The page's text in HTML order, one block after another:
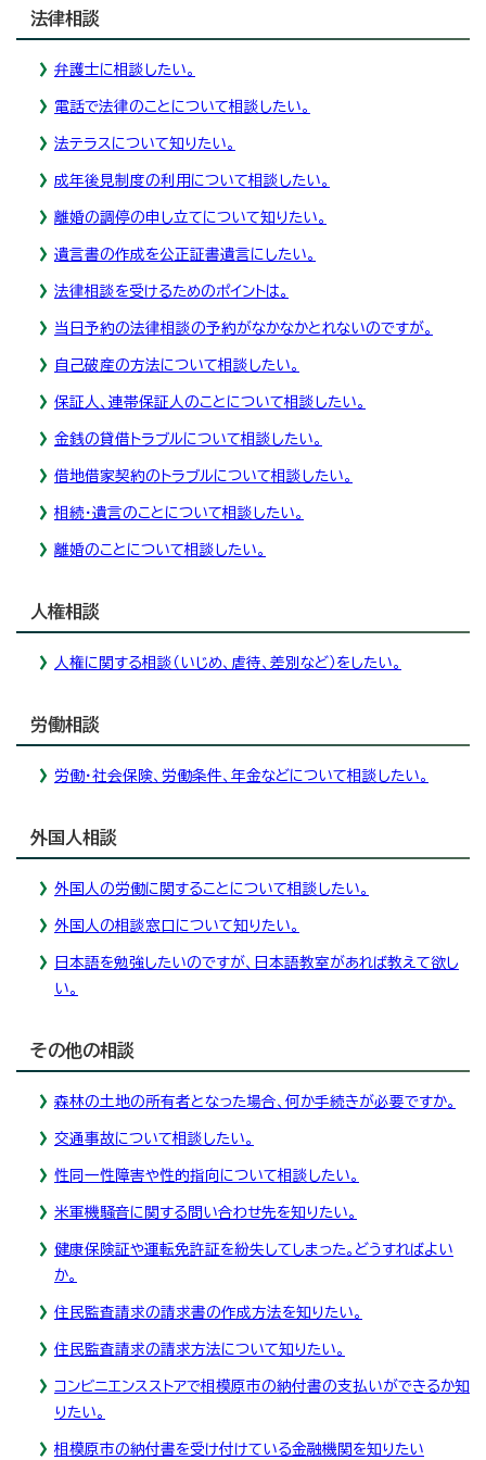
法律相談
弁護士に相談したい。
電話で法律のことについて相談したい。
法テラスについて知りたい。
成年後見制度の利用について相談したい。
離婚の調停の申し立てについて知りたい。
遺言書の作成を公正証書遺言にしたい。
法律相談を受けるためのポイントは。
当日予約の法律相談の予約がなかなかとれないのですが。
自己破産の方法について相談したい。
保証人、連帯保証人のことについて相談したい。
金銭の貸借トラブルについて相談したい。
借地借家契約のトラブルについて相談したい。
相続・遺言のことについて相談したい。
離婚のことについて相談したい。
人権相談
人権に関する相談（いじめ、虐待、差別など）をしたい。
労働相談
労働・社会保険、労働条件、年金などについて相談したい。
外国人相談
外国人の労働に関することについて相談したい。
外国人の相談窓口について知りたい。
日本語を勉強したいのですが、日本語教室があれば教えて欲し
い。
その他の相談
森林の土地の所有者となった場合、何か手続きが必要ですか。
交通事故について相談したい。
性同一性障害や性的指向について相談したい。
米軍機騒音に関する問い合わせ先を知りたい。
健康保険証や運転免許証を紛失してしまった。どうすればよい
か。
住民監査請求の請求書の作成方法を知りたい。
住民監査請求の請求方法について知りたい。
コンビニエンスストアで相模原市の納付書の支払いができるか知
りたい。
相模原市の納付書を受け付けている金融機関を知りたい